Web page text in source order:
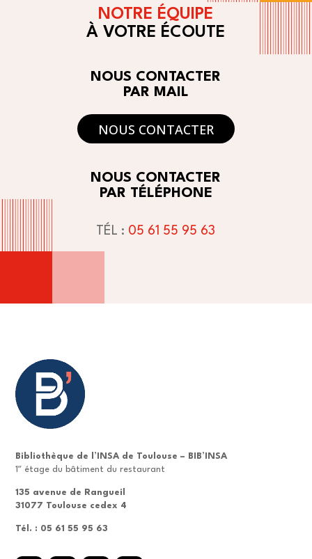
NOTRE ÉQUIPE
À VOTRE ÉCOUTE
NOUS CONTACTER
PAR MAIL
NOUS CONTACTER
NOUS CONTACTER
PAR TÉLÉPHONE
TÉL : 05 61 55 95 63
Bibliothèque de l’INSA de Toulouse – BIB’INSA
1er étage du bâtiment du restaurant
135 avenue de Rangueil
31077 Toulouse cedex 4
Tél. : 05 61 55 95 63